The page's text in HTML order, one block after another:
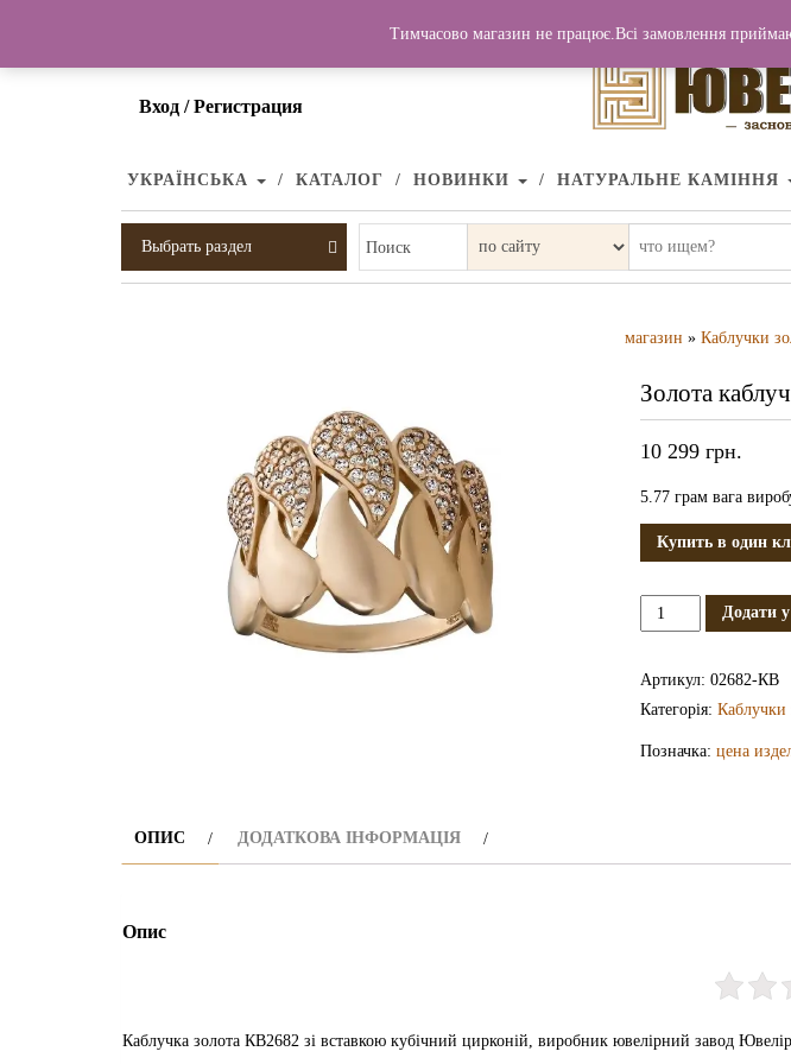
Вход / Регистрация
УКРАЇНСЬКА КАТАЛОГ НОВИНКИ НАТУРАЛЬНЕ КАМІННЯ
Выбрать раздел Поиск
магазин » Каблучки
Золота
10 299 грн.
5.77 грам вага
Купить в один
Золота
каблучка
Додати
Артикул: 02682-КВ
Категорія: Каблучки
Позначка: цена
ОПИС ДОДАТКОВА ІНФОРМАЦІЯ
Опис
Каблучка золота КВ2682 зі вставкою кубічний цирконій, виробник ювелірний завод
Тимчасово магазин не працює.Всі замовлення